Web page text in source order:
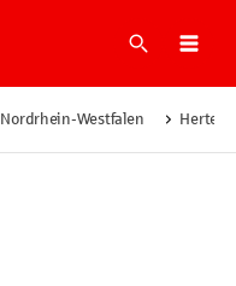
Suche
Nordrhein-Westfalen Herten